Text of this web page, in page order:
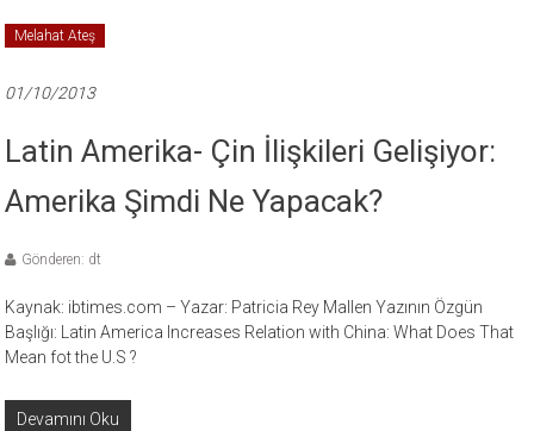
Melahat Ateş
01/10/2013
Latin Amerika- Çin İlişkileri Gelişiyor:
Amerika Şimdi Ne Yapacak?
Gönderen: dt
Kaynak: ibtimes.com – Yazar: Patricia Rey Mallen Yazının Özgün
Başlığı: Latin America Increases Relation with China: What Does That
Mean fot the U.S ?
Devamını Oku